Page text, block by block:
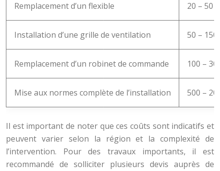
Remplacement d’un flexible 20 – 50 €
Installation d’une grille de ventilation 50 – 150
Remplacement d’un robinet de commande 100 –
Mise aux normes complète de l’installation 500 –
Il est important de noter que ces coûts sont indicatifs et
peuvent varier selon la région et la complexité de
l’intervention. Pour des travaux importants, il est
recommandé de solliciter plusieurs devis auprès de